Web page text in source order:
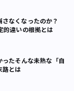
なくなったのか？
的違いの根拠とは
た――そんな未熟な「自
路とは